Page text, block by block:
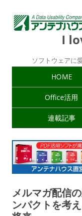
I
ソフトウェアに
HOME
Office活用
連載記事
メルマガ配信
ンパクトを考